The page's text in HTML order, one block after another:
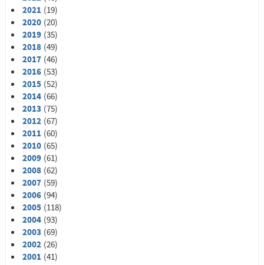
2021 (19)
2020 (20)
2019 (35)
2018 (49)
2017 (46)
2016 (53)
2015 (52)
2014 (66)
2013 (75)
2012 (67)
2011 (60)
2010 (65)
2009 (61)
2008 (62)
2007 (59)
2006 (94)
2005 (118)
2004 (93)
2003 (69)
2002 (26)
2001 (41)